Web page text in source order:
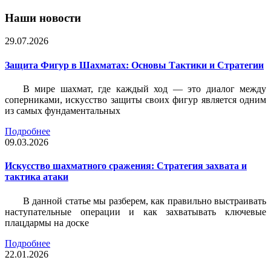
Наши новости
29.07.2026
Защита Фигур в Шахматах: Основы Тактики и Стратегии
В мире шахмат, где каждый ход — это диалог между
соперниками, искусство защиты своих фигур является одним
из самых фундаментальных
Подробнее
09.03.2026
Искусство шахматного сражения: Стратегия захвата и
тактика атаки
В данной статье мы разберем, как правильно выстраивать
наступательные операции и как захватывать ключевые
плацдармы на доске
Подробнее
22.01.2026